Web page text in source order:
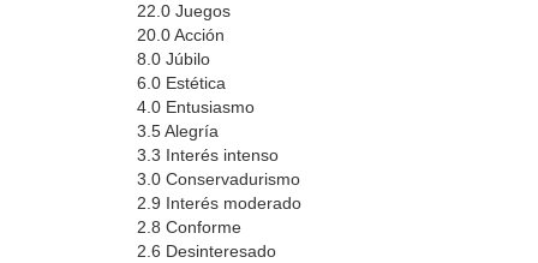
22.0 Juegos
20.0 Acción
8.0 Júbilo
6.0 Estética
4.0 Entusiasmo
3.5 Alegría
3.3 Interés intenso
3.0 Conservadurismo
2.9 Interés moderado
2.8 Conforme
2.6 Desinteresado